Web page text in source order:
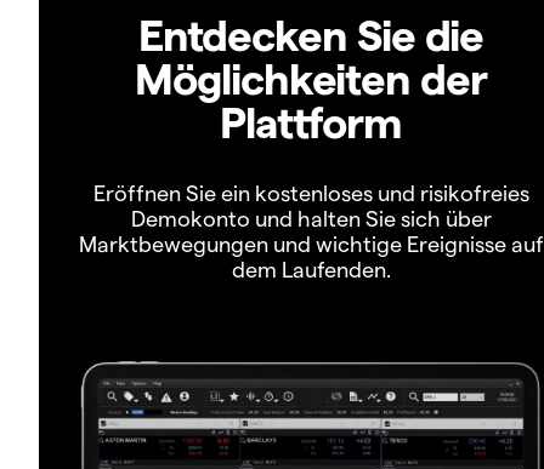
Entdecken Sie die
Möglichkeiten der
Plattform
Eröffnen Sie ein kostenloses und risikofreies
Demokonto und halten Sie sich über
Marktbewegungen und wichtige Ereignisse auf
dem Laufenden.